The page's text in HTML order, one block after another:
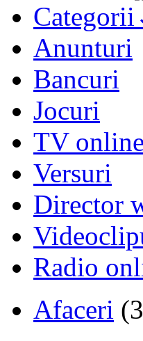
Categorii
Anunturi
Bancuri
Jocuri
TV online
Versuri
Director
Radio
Afaceri